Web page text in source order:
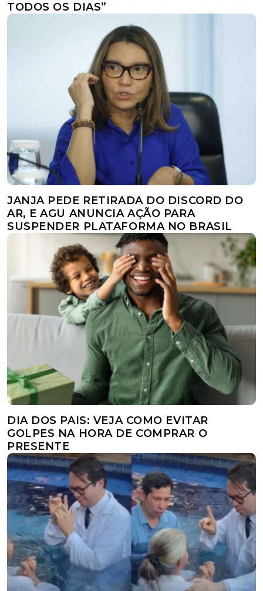
TODOS OS DIAS”
JANJA PEDE RETIRADA DO DISCORD DO
AR, E AGU ANUNCIA AÇÃO PARA
SUSPENDER PLATAFORMA NO BRASIL
DIA DOS PAIS: VEJA COMO EVITAR
GOLPES NA HORA DE COMPRAR O
PRESENTE